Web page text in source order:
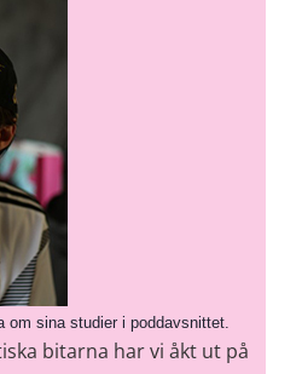
om sina studier i poddavsnittet.
bitarna har vi åkt ut på